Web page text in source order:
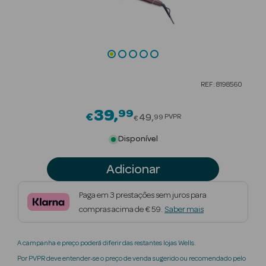
Beauty Season
Beauty Season
Beauty Season
Beauty Season
REF: 8198560
€39 99Price reduced from
€ 49 99 PVPR
Disponível
Adicionar
Paga em 3 prestações sem juros para
compras acima de € 59. Saber mais
A campanha e preço poderá diferir das restantes lojas Wells.
Por PVPR deve entender-se o preço de venda sugerido ou recomendado pelo